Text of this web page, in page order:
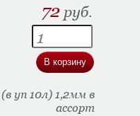
72 руб.
уп 10л) 1,2мм в
ассорт